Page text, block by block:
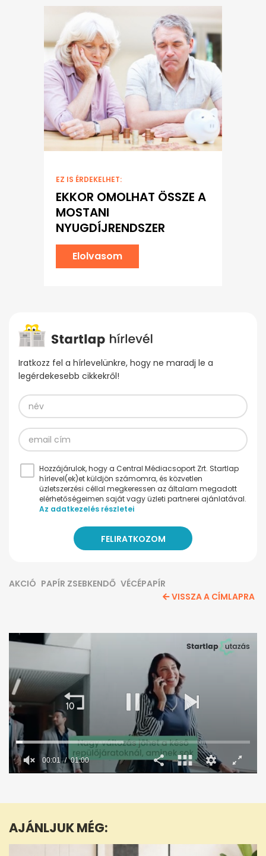
EZ IS ÉRDEKELHET:
EKKOR OMOLHAT ÖSSZE A
MOSTANI
NYUGDÍJRENDSZER
Elolvasom
Iratkozz fel a hírlevelünkre, hogy ne maradj le a
legérdekesebb cikkekről!
Hozzájárulok, hogy a Central Médiacsoport Zrt. Startlap
hírlevel(ek)et küldjön számomra, és közvetlen
üzletszerzési céllal megkeressen az általam megadott
elérhetőségeimen saját vagy üzleti partnerei ajánlatával.
Az adatkezelés részletei
AKCIÓ PAPÍR ZSEBKENDŐ VÉCÉPAPÍR
VISSZA A CÍMLAPRA
1
0
00:02 01:00
AJÁNLJUK MÉG: